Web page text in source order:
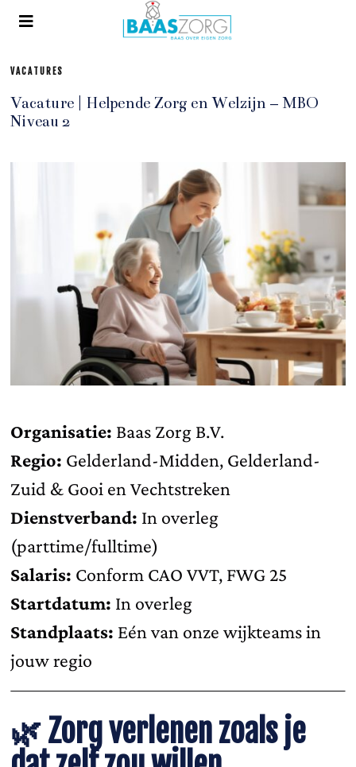
VACATURES
Vacature | Helpende Zorg en Welzijn – MBO
Niveau 2
Organisatie: Baas Zorg B.V.
Regio: Gelderland-Midden, Gelderland-
Zuid & Gooi en Vechtstreken
Dienstverband: In overleg
(parttime/fulltime)
Salaris: Conform CAO VVT, FWG 25
Startdatum: In overleg
Standplaats: Eén van onze wijkteams in
jouw regio
🌿Zorg verlenen zoals je